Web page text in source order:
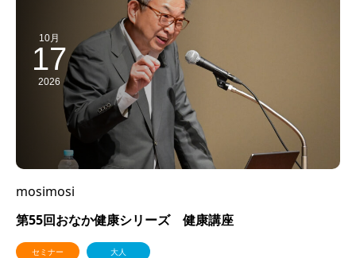
10月
17
2026
mosimosi
第55回おなか健康シリーズ 健康講座
セミナー 大人